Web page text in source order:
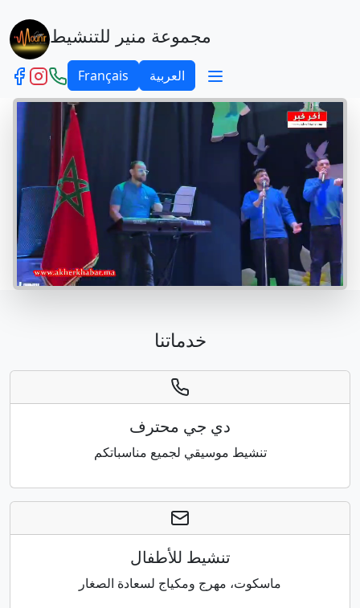
مجموعة منير للتنشيط
Français العربية
خدماتنا
دي جي محترف
تنشيط موسيقي لجميع مناسباتكم
تنشيط للأطفال
ماسكوت، مهرج ومكياج لسعادة الصغار